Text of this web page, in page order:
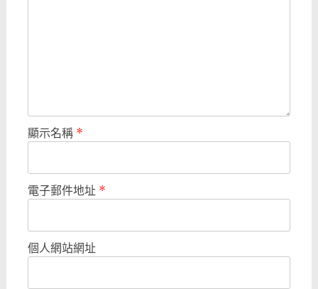
顯示名稱 *
電子郵件地址 *
個人網站網址